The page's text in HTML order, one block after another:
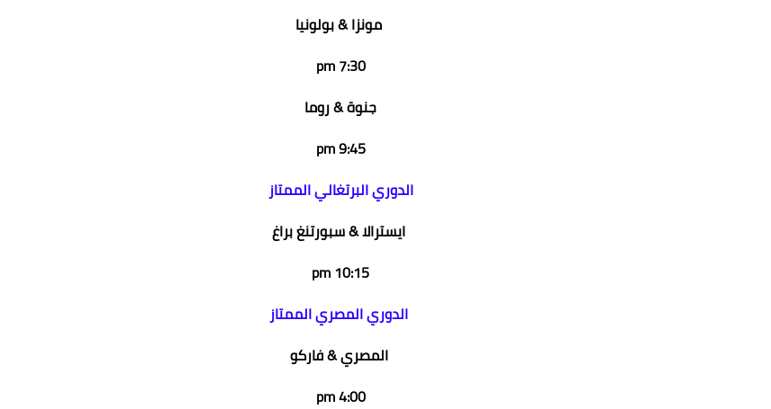
مونزا & بولونيا
7:30 pm
جنوة & روما
9:45 pm
الدوري البرتغالي الممتاز
ايسترالا & سبورتنغ براغ
10:15 pm
الدوري المصري الممتاز
المصري & فاركو
4:00 pm